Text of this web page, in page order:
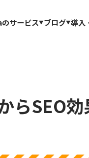
サービス ブログ 導入
らSEO